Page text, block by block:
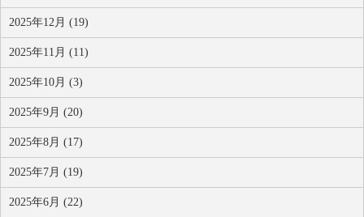
2025年12月 (19)
2025年11月 (11)
2025年10月 (3)
2025年9月 (20)
2025年8月 (17)
2025年7月 (19)
2025年6月 (22)